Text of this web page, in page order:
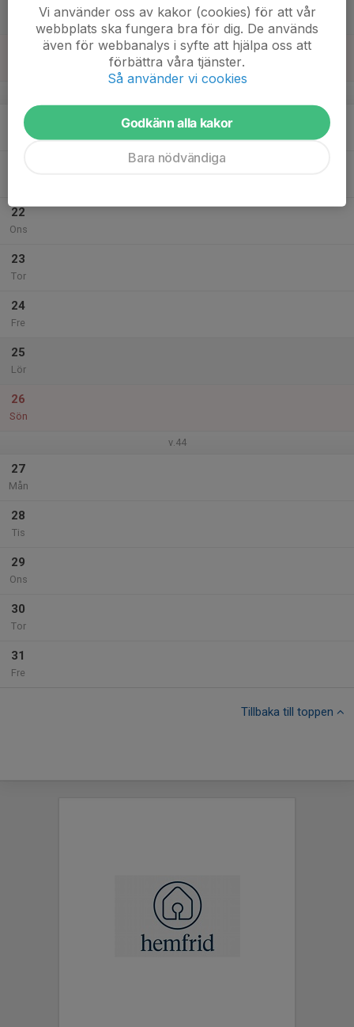
20
Mån
22
Ons
23
Tor
24
Fre
25
Lör
26
Sön
v.44
27
Mån
28
Tis
29
Ons
30
Tor
31
Fre
Tillbaka till toppen
Vi använder oss av kakor (cookies) för att vår
webbplats ska fungera bra för dig. De används
även för webbanalys i syfte att hjälpa oss att
förbättra våra tjänster.
Så använder vi cookies
Godkänn alla kakor
Bara nödvändiga